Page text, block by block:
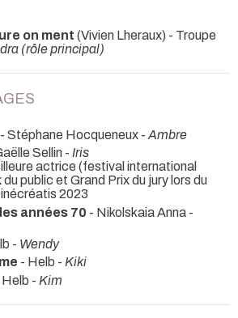
on ment (Vivien Lheraux) - Troupe
(rôle principal)
- Stéphane Hocqueneux - Ambre
Sellin - Iris
actrice (festival international
public et Grand Prix du jury lors du
2023
années 70 - Nikolskaia Anna -
- Wendy
- Helb - Kiki
Helb - Kim